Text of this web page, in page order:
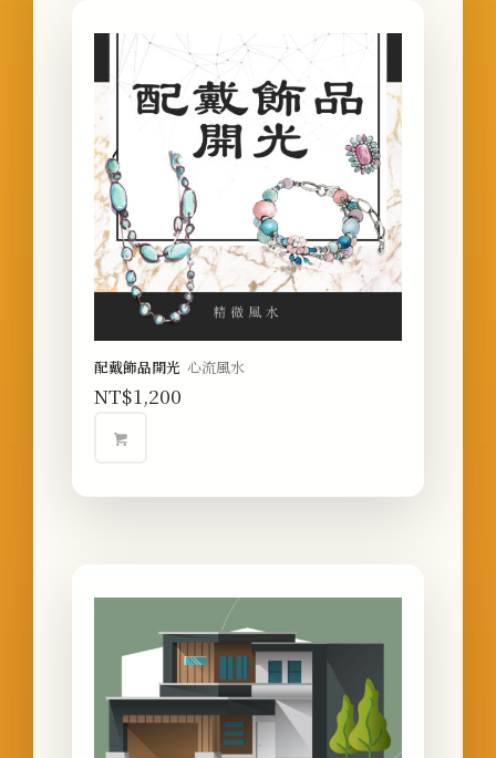
配戴飾品開光 心流風水
NT$1,200